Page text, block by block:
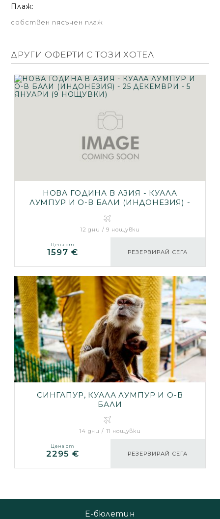
Плаж:
собствен пясъчен плаж
ДРУГИ ОФЕРТИ С ТОЗИ ХОТЕЛ
НОВА ГОДИНА В АЗИЯ - КУАЛА
ЛУМПУР И О-В БАЛИ (ИНДОНЕЗИЯ) -
НОЩУВКИ)
12 дни / 9 нощувки
Цена от
1597 € РЕЗЕРВИРАЙ СЕГА
СИНГАПУР, КУАЛА ЛУМПУР И О-В
БАЛИ
14 дни / 11 нощувки
Цена от
2295 € РЕЗЕРВИРАЙ СЕГА
Е-бюлетин